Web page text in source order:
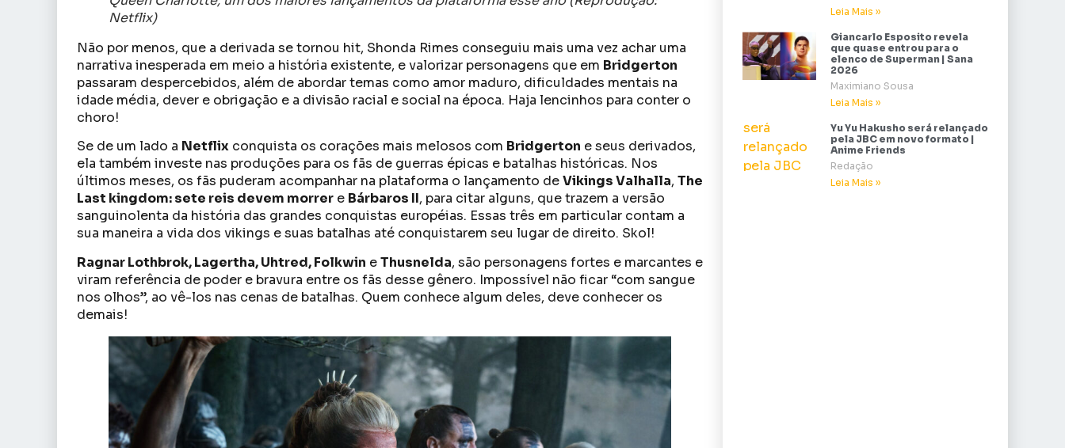
Netflix)
Não por menos, que a derivada se tornou hit, Shonda Rimes conseguiu mais uma vez achar uma
narrativa inesperada em meio a história existente, e valorizar personagens que em Bridgerton
passaram despercebidos, além de abordar temas como amor maduro, dificuldades mentais na
idade média, dever e obrigação e a divisão racial e social na época. Haja lencinhos para conter o
choro!
Se de um lado a Netflix conquista os corações mais melosos com Bridgerton e seus derivados,
ela também investe nas produções para os fãs de guerras épicas e batalhas históricas. Nos
últimos meses, os fãs puderam acompanhar na plataforma o lançamento deVikings Valhalla, The
Last kingdom: sete reis devem morrer e Bárbaros II, para citar alguns, que trazem a versão
sanguinolenta da história das grandes conquistas européias. Essas três em particular contam a
sua maneira a vida dos vikings e suas batalhas até conquistarem seu lugar de direito. Skol!
Ragnar Lothbrok, Lagertha, Uhtred, Folkwin eThusnelda, são personagens fortes e marcantes e
viram referência de poder e bravura entre os fãs desse gênero. Impossível não ficar “com sangue
nos olhos”, ao vê-los nas cenas de batalhas. Quem conhece algum deles, deve conhecer os
demais!
Leia Mais »
Giancarlo Esposito revela
que quase entrou para o
elenco de Superman | Sana
2026
Maximiano Sousa
Leia Mais »
Yu Yu Hakusho será relançado
pela JBC em novo formato |
Anime Friends
Redação
Leia Mais »